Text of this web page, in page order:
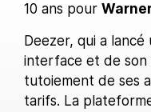
10 ans pour
Deezer, qui a
interface et de son
tutoiement de ses
tarifs. La